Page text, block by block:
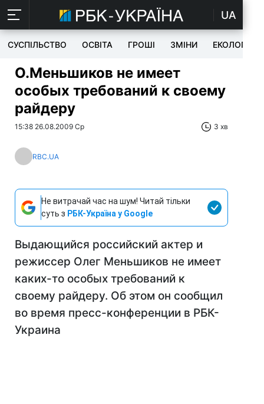
UA
СУСПІЛЬСТВО ОСВІТА ГРОШІ ЗМІНИ ЕКОЛОГІЯ
О.Меньшиков не имеет
особых требований к своему
райдеру
15:38 26.08.2009 Ср 3 хв
RBC.UA
Не витрачай час на шум! Читай тільки
суть з РБК-Україна у Google
Выдающийся российский актер и
режиссер Олег Меньшиков не имеет
каких-то особых требований к
своему райдеру. Об этом он сообщил
во время пресс-конференции в РБК-
Украина